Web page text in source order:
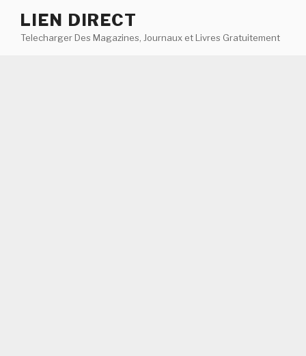
contenu
LIEN DIRECT
Telecharger Des Magazines, Journaux et Livres Gratuitement